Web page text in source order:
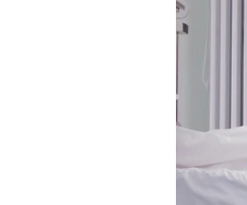
КРЫМ.НЕПОКОРЕННЫЙ
УКРАИНСКАЯ ПРОБЛЕМА КРЫМА